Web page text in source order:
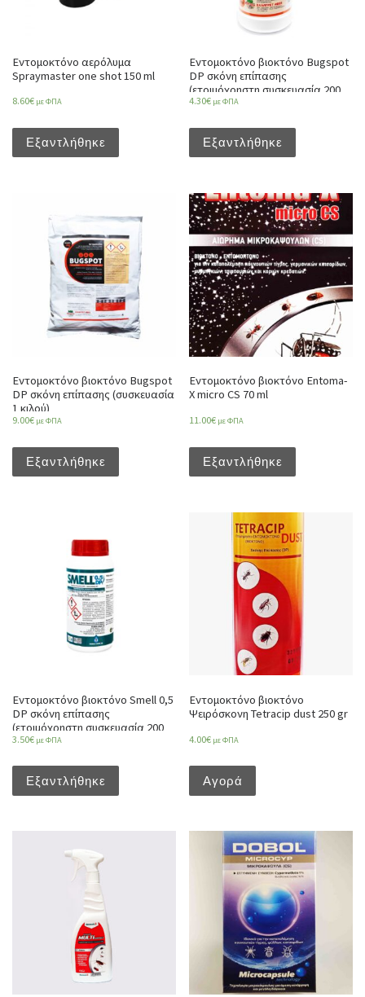
Εντομοκτόνο αερόλυμα
Spraymaster one shot 150 ml
8.60€ με ΦΠΑ
Εξαντλήθηκε
Εντομοκτόνο βιοκτόνο Bugspot
DP σκόνη επίπασης
(ετοιμόχρηστη συσκευασία 200
γρ)
4.30€ με ΦΠΑ
Εξαντλήθηκε
Εντομοκτόνο βιοκτόνο Bugspot
DP σκόνη επίπασης (συσκευασία
1 κιλού)
9.00€ με ΦΠΑ
Εξαντλήθηκε
Εντομοκτόνο βιοκτόνο Entoma-
X micro CS 70 ml
11.00€ με ΦΠΑ
Εξαντλήθηκε
Εντομοκτόνο βιοκτόνο Smell 0,5
DP σκόνη επίπασης
(ετοιμόχρηστη συσκευασία 200
γρ)
3.50€ με ΦΠΑ
Εξαντλήθηκε
Εντομοκτόνο βιοκτόνο
Ψειρόσκονη Tetracip dust 250 gr
4.00€ με ΦΠΑ
Αγορά